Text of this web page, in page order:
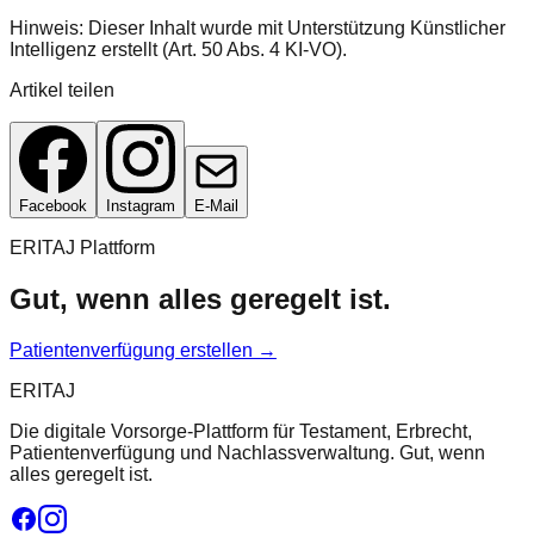
Hinweis: Dieser Inhalt wurde mit Unterstützung Künstlicher
Intelligenz erstellt (Art. 50 Abs. 4 KI-VO).
Artikel teilen
Facebook Instagram E-Mail
ERITAJ Plattform
Gut, wenn alles geregelt ist.
Patientenverfügung erstellen →
ERITAJ
Die digitale Vorsorge-Plattform für Testament, Erbrecht,
Patientenverfügung und Nachlassverwaltung. Gut, wenn
alles geregelt ist.